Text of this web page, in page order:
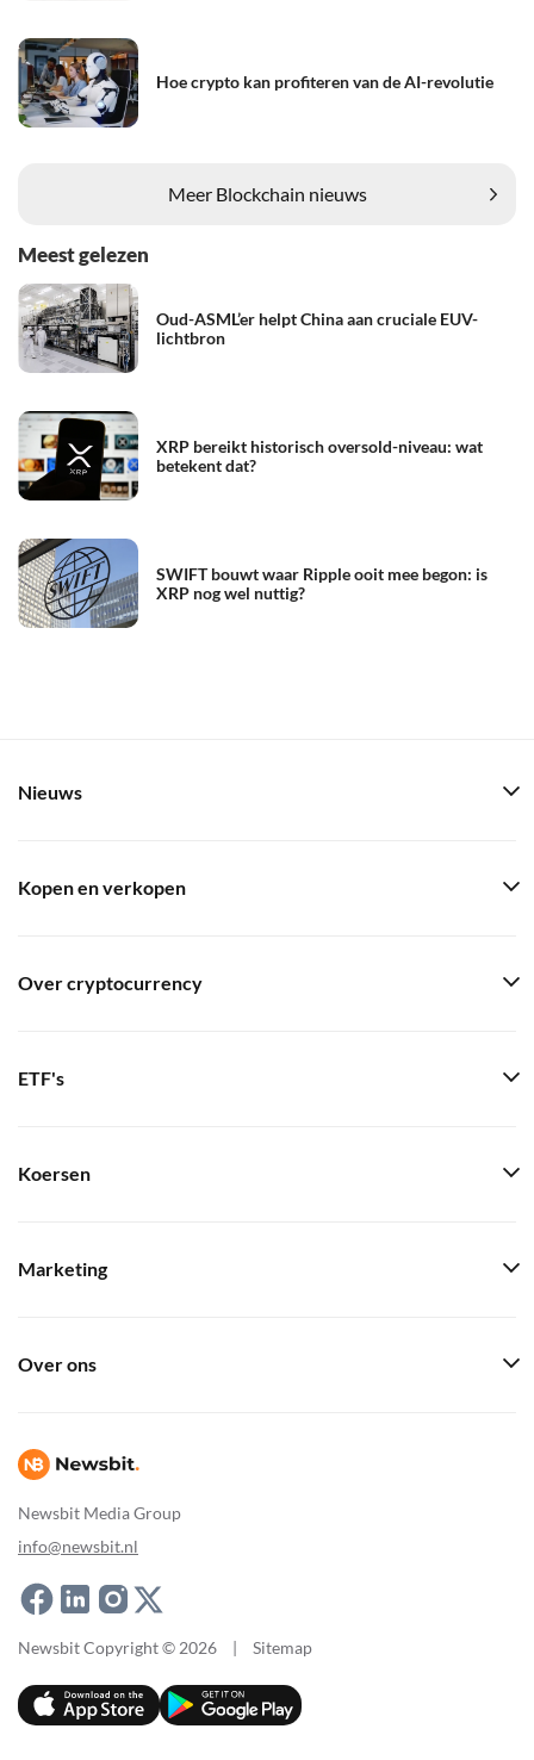
Hoe crypto kan profiteren van de AI-revolutie
Meer Blockchain nieuws
Meest gelezen
Oud-ASML’er helpt China aan cruciale EUV-
lichtbron
XRP bereikt historisch oversold-niveau: wat
betekent dat?
SWIFT bouwt waar Ripple ooit mee begon: is
XRP nog wel nuttig?
Newsbit Media Group
info@newsbit.nl
Nieuws
Kopen en verkopen
Over cryptocurrency
ETF's
Koersen
Marketing
Over ons
Newsbit Copyright © 2026 | Sitemap